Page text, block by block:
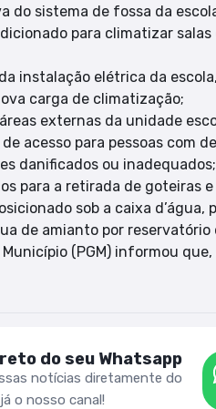
do sistema de fossa da
para climatizar
instalação elétrica da
carga de climatização;
externas da unidade
acesso para pessoas com
danificados ou inadequados;
para a retirada de goteiras
sob a caixa d’água,
de amianto por
(PGM) informou
do seu Whatsapp
notícias diretamente do
o nosso canal!